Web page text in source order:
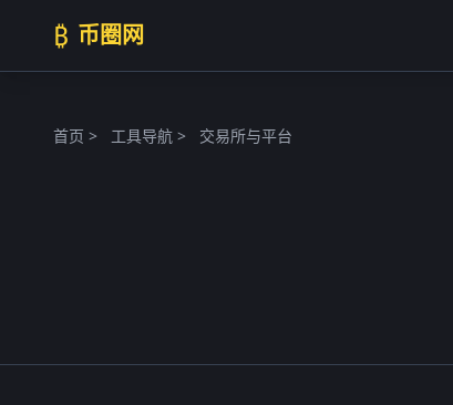
₿ 币圈网
首页 > 工具导航 > 交易所与平台